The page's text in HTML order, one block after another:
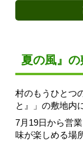
夏の風』の
村のもうひとつ
と』」の敷地内
7月19日から営
味が楽しめる場